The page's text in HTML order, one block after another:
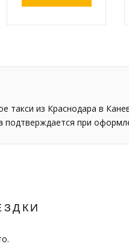
такси из Краснодара в
подтверждается при